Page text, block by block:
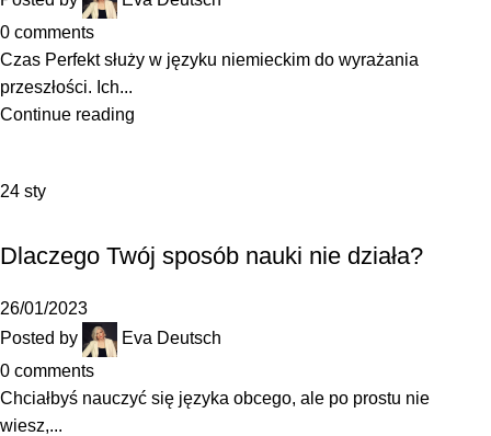
0 comments
Czas Perfekt służy w języku niemieckim do wyrażania
przeszłości. Ich...
Continue reading
24 sty
Dlaczego Twój sposób nauki nie działa?
26/01/2023
Posted by
Eva Deutsch
0 comments
Chciałbyś nauczyć się języka obcego, ale po prostu nie
wiesz,...